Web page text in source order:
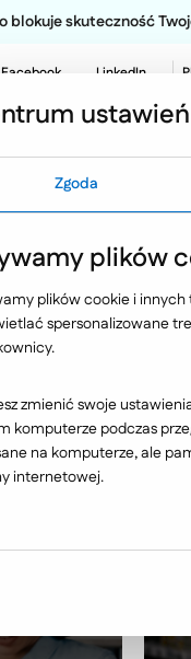
blokuje skuteczność
Facebook LinkedIn
EN
Lewiatan
Zgoda
plików
plików cookie i
spersonalizowane
zmienić swoje
komputerze podczas
na komputerze, ale
internetowej.